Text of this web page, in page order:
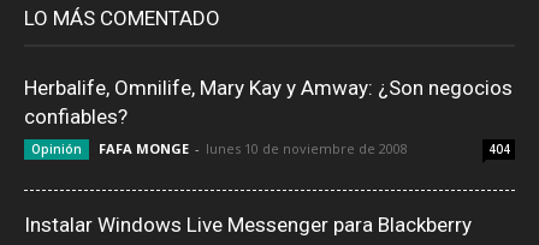
LO MÁS COMENTADO
Herbalife, Omnilife, Mary Kay y Amway: ¿Son negocios
confiables?
Opinión FAFA MONGE - lunes 10 de noviembre de 2008 404
Instalar Windows Live Messenger para Blackberry